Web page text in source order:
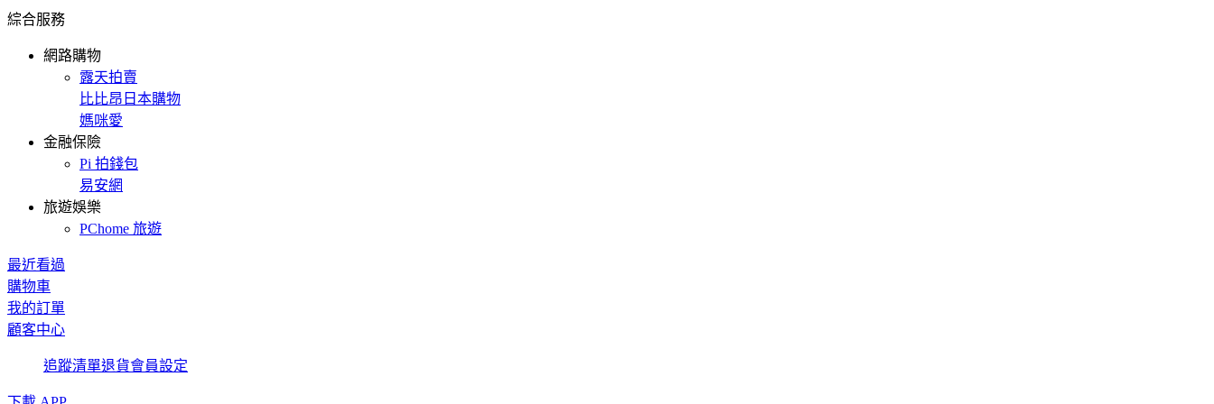
綜合服務
網路購物
露天拍賣
比比昂日本購物
媽咪愛
金融保險
Pi 拍錢包
易安網
旅遊娛樂
PChome 旅遊
最近看過
購物車
我的訂單
顧客中心
追蹤清單退貨會員設定